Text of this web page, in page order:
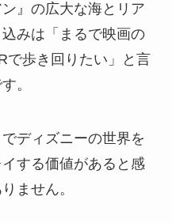
』の広大な海とリア
みは「まるで映画の
で歩き回りたい」と言
。
ディズニーの世界を
する価値があると感
ません。